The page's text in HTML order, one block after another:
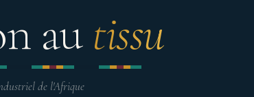
au tissu
de l'Afrique